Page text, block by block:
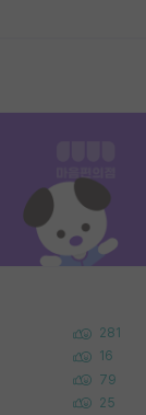
281
16
79
25